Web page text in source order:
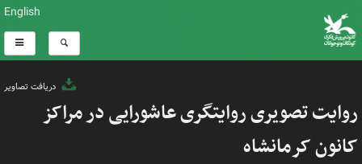
English
دریافت تصاویر
روایت تصویری روایتگری عاشورایی در مراکز
کانون کرمانشاه